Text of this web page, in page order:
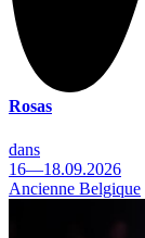
Rosas
dans
16—18.09.2026
Ancienne Belgique